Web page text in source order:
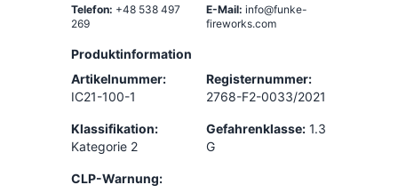
Telefon: +48 538 497
269
E-Mail: info@funke-
fireworks.com
Produktinformation
Artikelnummer:
IC21-100-1
Registernummer:
2768-F2-0033/2021
Klassifikation:
Kategorie 2
Gefahrenklasse: 1.3
G
CLP-Warnung: